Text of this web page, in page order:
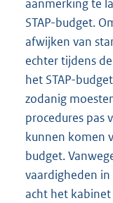
aanmerking te
STAP-budget.
afwijken van
echter tijdens
het STAP-
zodanig
procedures pas
kunnen komen
budget.
vaardigheden
acht het kabinet